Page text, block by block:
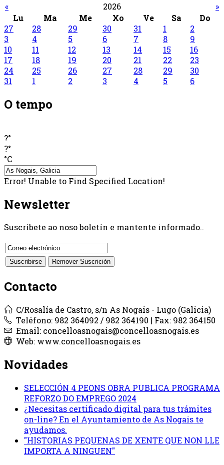
« 2026
»
Lu
Ma Me Xo Ve Sa
Do
27
28 29 30 31 1
2
3
4 5 6 7 8
9
10
11 12 13 14 15
16
17
18 19 20 21 22
23
24
25 26 27 28 29
30
31
1 2 3 4 5 6
O tempo
?°
?°
°C
Error! Unable to Find Specified Location!
Newsletter
Suscríbete ao noso boletín e mantente informado..
Contacto
C/Rosalía de Castro, s/n As Nogais - Lugo (Galicia)
Teléfono: 982 364092 / 982 364190 | Fax: 982 364150
Email: concelloasnogais@concelloasnogais.es
Web: www.concelloasnogais.es
Novidades
SELECCIÓN 4 PEONS OBRA PUBLICA PROGRAMA
REFORZO DO EMPREGO 2024
¿Necesitas certificado digital para tus trámites
on-line? En el Ayuntamiento de As Nogais te
ayudamos.
"HISTORIAS PEQUENAS DE XENTE QUE NON LLE
IMPORTA A NINGUEN"